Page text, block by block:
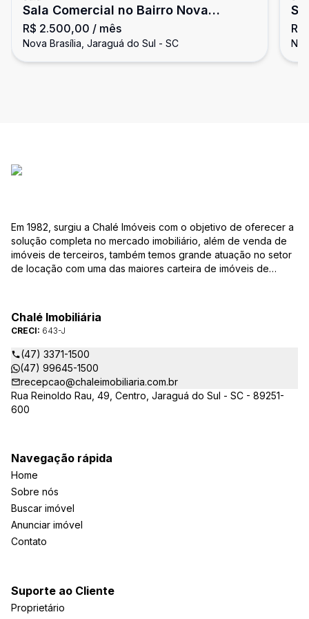
Sala Comercial no Bairro Nova
Brasília
R$ 2.500,00 / mês
Nova Brasília, Jaraguá do Sul - SC
Em 1982, surgiu a Chalé Imóveis com o objetivo de oferecer a
solução completa no mercado imobiliário, além de venda de
imóveis de terceiros, também temos grande atuação no setor
de locação com uma das maiores carteira de imóveis de
Arte Imóveis. E também reavaliamos a nossa Missão, Visão e
Valores.
Chalé Imobiliária
CRECI: 643-J
(47) 3371-1500
(47) 99645-1500
recepcao@chaleimobiliaria.com.br
Rua Reinoldo Rau, 49, Centro, Jaraguá do Sul - SC - 89251-
600
Navegação rápida
Home
Sobre nós
Buscar imóvel
Anunciar imóvel
Contato
Suporte ao Cliente
Proprietário